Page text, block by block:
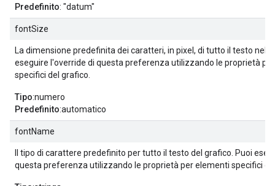
Predefinito: "datum"
fontSize
La dimensione predefinita dei caratteri, in pixel, di tutto il testo nel
eseguire l'override di questa preferenza utilizzando le proprietà
specifici del grafico.
Tipo:numero
Predefinito:automatico
fontName
Il tipo di carattere predefinito per tutto il testo del grafico. Puoi
questa preferenza utilizzando le proprietà per elementi specifici